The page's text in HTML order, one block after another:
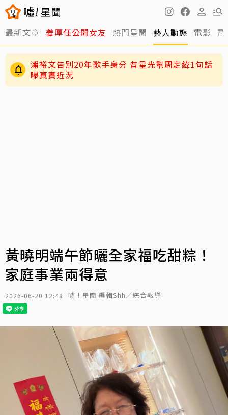
最新文章 姜厚任公開女友 熱門星聞 藝人動態 電影
潘裕文告別20年歌手身分 昔星光幫周定緯1句話
曝真實近況
黃曉明端午節曬全家福吃甜粽！
家庭事業兩得意
2026-06-20 12:48 噓！星聞 編輯Shh／綜合報導